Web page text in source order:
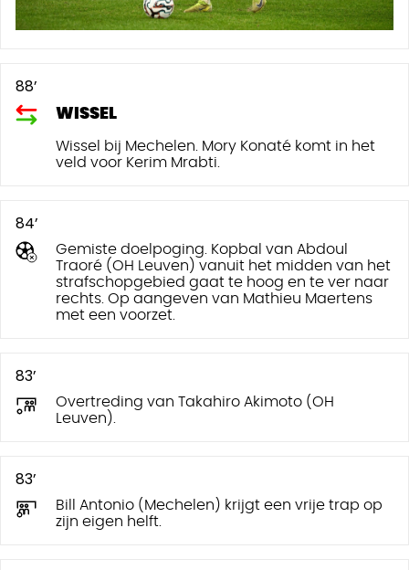
88’
WISSEL
Wissel bij Mechelen. Mory Konaté komt in het
veld voor Kerim Mrabti.
84’
Gemiste doelpoging. Kopbal van Abdoul
Traoré (OH Leuven) vanuit het midden van het
strafschopgebied gaat te hoog en te ver naar
rechts. Op aangeven van Mathieu Maertens
met een voorzet.
83’
Overtreding van Takahiro Akimoto (OH
Leuven).
83’
Bill Antonio (Mechelen) krijgt een vrije trap op
zijn eigen helft.